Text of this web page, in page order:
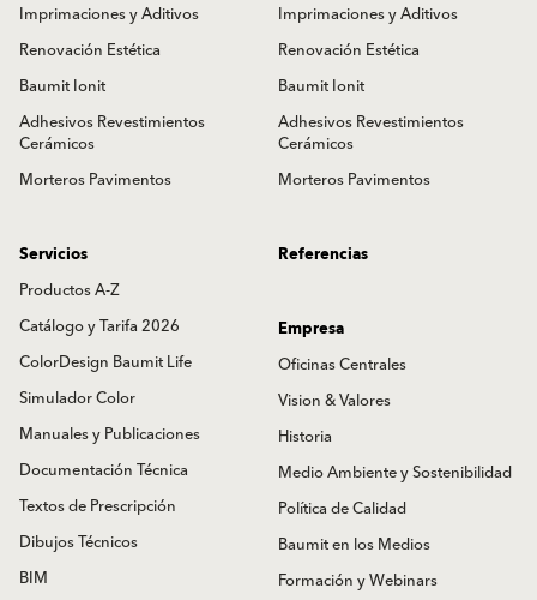
Imprimaciones y Aditivos
Renovación Estética
Baumit Ionit
Adhesivos Revestimientos
Cerámicos
Morteros Pavimentos
Imprimaciones y Aditivos
Renovación Estética
Baumit Ionit
Adhesivos Revestimientos
Cerámicos
Morteros Pavimentos
Servicios
Productos A-Z
Catálogo y Tarifa 2026
ColorDesign Baumit Life
Simulador Color
Manuales y Publicaciones
Documentación Técnica
Textos de Prescripción
Dibujos Técnicos
BIM
Referencias
Empresa
Oficinas Centrales
Vision & Valores
Historia
Medio Ambiente y Sostenibilidad
Política de Calidad
Baumit en los Medios
Formación y Webinars